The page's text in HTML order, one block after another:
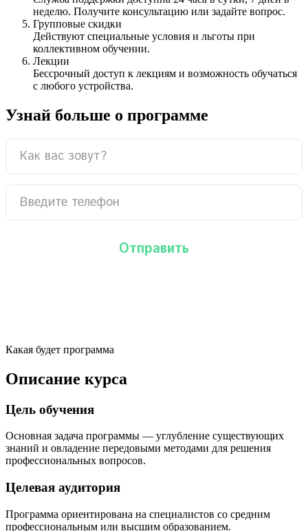
неделю. Получите консультацию или задайте вопрос.
Групповые скидки
Действуют специальные условия и льготы при
коллективном обучении.
Лекции
Бессрочный доступ к лекциям и возможность обучаться
с любого устройства.
Узнай больше о программе
Какая будет программа
Описание курса
Цель обучения
Основная задача программы — углубление существующих
знаний и овладение передовыми методами для решения
профессиональных вопросов.
Целевая аудитория
Программа ориентирована на специалистов со средним
профессиональным или высшим образованием.